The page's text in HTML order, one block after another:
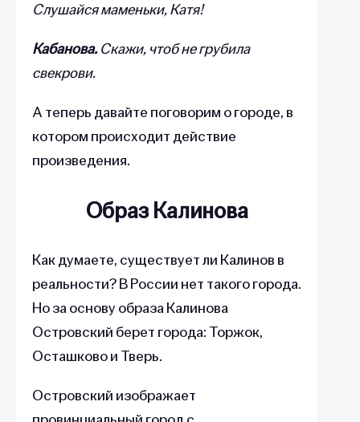
Слушайся маменьки, Катя!
Кабанова.Скажи, чтоб не грубила
свекрови.
А теперь давайте поговорим о городе, в
котором происходит действие
произведения.
Образ Калинова
Как думаете, существует ли Калинов в
реальности? В России нет такого города.
Но за основу образа Калинова
Островский берет города: Торжок,
Осташково и Тверь.
Островский изображает